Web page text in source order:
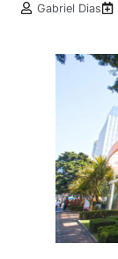
Gabriel Dias